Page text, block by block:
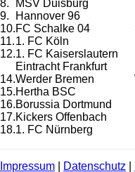
8.
MSV Duisburg
9.
Hannover 96
10.FC Schalke 04
11.1. FC Köln
12.1. FC Kaiserslautern
Eintracht Frankfurt
14.Werder Bremen
15.Hertha BSC
16.Borussia Dortmund
17.Kickers Offenbach
18.1. FC Nürnberg
Impressum Datenschutz